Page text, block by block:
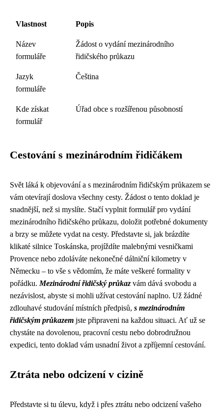
Vlastnost Popis
Název
formuláře
Žádost o vydání mezinárodního
řidičského průkazu
Jazyk
formuláře
Čeština
Kde získat
formulář
Úřad obce s rozšířenou působností
Cestování s mezinárodním řidičákem
Svět láká k objevování a s mezinárodním řidičským průkazem se
vám otevírají doslova všechny cesty. Žádost o tento doklad je
snadnější, než si myslíte. Stačí vyplnit formulář pro vydání
mezinárodního řidičského průkazu, doložit potřebné dokumenty
a brzy se můžete vydat na cesty. Představte si, jak brázdíte
klikaté silnice Toskánska, projíždíte malebnými vesničkami
Provence nebo zdoláváte nekonečné dálniční kilometry v
Německu – to vše s vědomím, že máte veškeré formality v
pořádku. Mezinárodní řidičský průkaz vám dává svobodu a
nezávislost, abyste si mohli užívat cestování naplno. Už žádné
zdlouhavé studování místních předpisů, s mezinárodním
řidičským průkazem jste připraveni na každou situaci. Ať už se
chystáte na dovolenou, pracovní cestu nebo dobrodružnou
expedici, tento doklad vám usnadní život a zpříjemní cestování.
Ztráta nebo odcizení v cizině
Představte si tu úlevu, když i přes ztrátu nebo odcizení vašeho